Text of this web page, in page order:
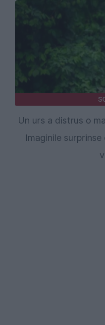
Un urs a distrus o
Imaginile